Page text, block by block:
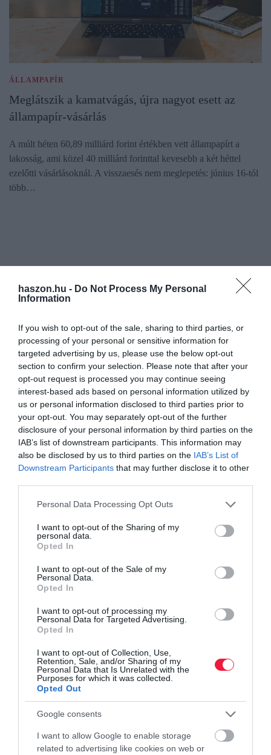
haszon.hu - Do Not Process My Personal
Information
If you wish to opt-out of the sale, sharing to third parties, or
processing of your personal or sensitive information for
targeted advertising by us, please use the below opt-out
section to confirm your selection. Please note that after your
opt-out request is processed you may continue seeing
interest-based ads based on personal information utilized by
us or personal information disclosed to third parties prior to
your opt-out. You may separately opt-out of the further
disclosure of your personal information by third parties on the
IAB’s list of downstream participants. This information may
also be disclosed by us to third parties on the IAB’s List of
Downstream Participants that may further disclose it to other
Please note that this website/app uses one or more Google
not limited to your visit or usage behaviour. You may click to
grant or deny consent to Google and its third-party tags to
use your data for below specified purposes in below Google
consent section.
Personal Data Processing Opt Outs
I want to opt-out of the Sharing of my
personal data.
Opted In
I want to opt-out of the Sale of my
Personal Data.
Opted In
I want to opt-out of processing my
Personal Data for Targeted Advertising.
Opted In
I want to opt-out of Collection, Use,
Retention, Sale, and/or Sharing of my
Personal Data that Is Unrelated with the
Purposes for which it was collected.
Opted Out
Google consents
I want to allow Google to enable storage
related to advertising like cookies on web or
ÁLLAMPAPÍR
Meglátszik a kamatvágás, újra nagyot esett az
állampapír-vásárlás
A múlt héten 60,89 milliárd forint értékben vett állampapírt a
lakosság, ami közel 40 milliárd forinttal kevesebb a két héttel
ezelőtti vásárlásoknál. A visszaesés nem meglepetés: június 16-tól
több…
ÁLLAMPAPÍR
Még bezsákoltunk a Fixből az állampapírok újabb
kamatvágása előtt
A múlt héten 100 milliárd forint értékben vett állampapírt a
lakosság, ami közel duplája a két éhéttel ezelőtti 55 milliárd
állampapír kamata…